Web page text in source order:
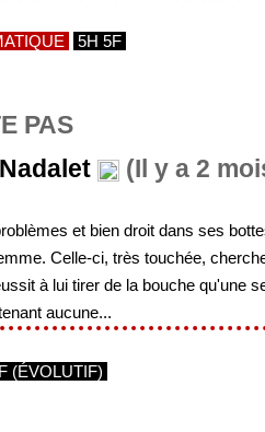
5H 5F
PAS
(Il y a 2
et bien droit dans ses
Celle-ci, très touchée,
à lui tirer de la bouche qu'une
aucune...
(ÉVOLUTIF)